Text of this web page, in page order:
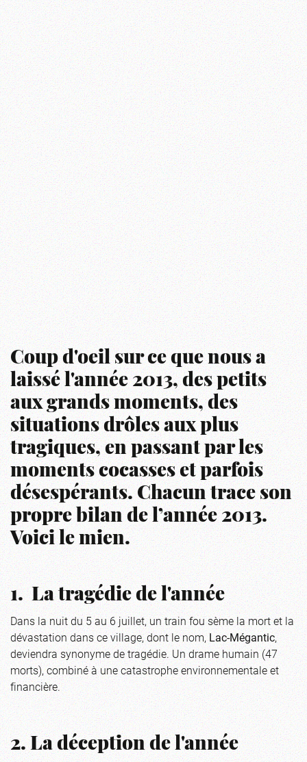
Coup d'oeil sur ce que nous a
laissé l'année 2013, des petits
aux grands moments, des
situations drôles aux plus
tragiques, en passant par les
moments cocasses et parfois
désespérants. Chacun trace son
propre bilan de l’année 2013.
Voici le mien.
1. La tragédie de l'année
Dans la nuit du 5 au 6 juillet, un train fou sème la mort et la
dévastation dans ce village, dont le nom,Lac-Mégantic,
deviendra synonyme de tragédie. Un drame humain (47
morts), combiné à une catastrophe environnementale et
financière.
2. La déception de l'année